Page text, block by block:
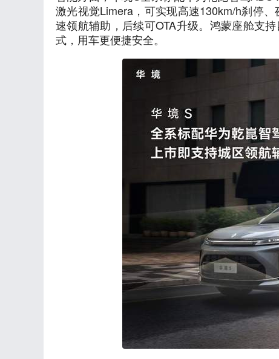
激光视觉Limera，可实现高速130km/h刹停
速领航辅助，后续可OTA升级。鸿蒙座舱支
式，用车更便捷安全。